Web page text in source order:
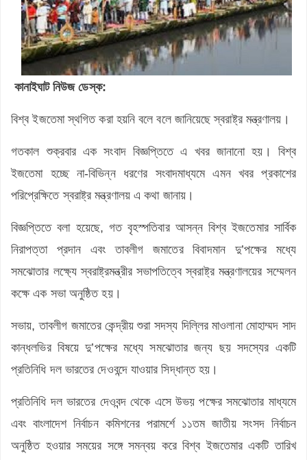
কানাইঘাট নিউজ ডেস্ক:
বিশ্ব ইজতেমা স্থগিত করা হয়নি বলে বলে জানিয়েছে স্বরাষ্ট্র মন্ত্রণালয়।
গতকাল শুক্রবার এক সংবাদ বিজ্ঞপ্তিতে এ খবর জানানো হয়। বিশ্ব
ইজতেমা হচ্ছে না-বিভিন্ন ধরণের সংবাদমাধ্যমে এমন খবর প্রকাশের
পরিপ্রেক্ষিতে স্বরাষ্ট্র মন্ত্রণালয় এ কথা জানায়।
বিজ্ঞপ্তিতে বলা হয়েছে, গত বৃহস্পতিবার আসন্ন বিশ্ব ইজতেমার সার্বিক
নিরাপত্তা প্রদান এবং তাবলীগ জমাতের বিবাদমান দু’পক্ষের মধ্যে
সমঝোতার লক্ষ্যে স্বরাষ্ট্রমন্ত্রীর সভাপতিত্বে স্বরাষ্ট্র মন্ত্রণালয়ের সম্মেলন
কক্ষে এক সভা অনুষ্ঠিত হয়।
সভায়, তাবলীগ জমাতের কেন্দ্রীয় শুরা সদস্য দিল্লির মাওলানা মোহাম্মদ সাদ
কান্ধলভির বিষয়ে দু’পক্ষের মধ্যে সমঝোতার জন্য ছয় সদস্যের একটি
প্রতিনিধি দল ভারতের দেওবন্দে যাওয়ার সিদ্ধান্ত হয়।
প্রতিনিধি দল ভারতের দেওবন্দ থেকে এসে উভয় পক্ষের সমঝোতার মাধ্যমে
এবং বাংলাদেশ নির্বাচন কমিশনের পরামর্শে ১১তম জাতীয় সংসদ নির্বাচন
অনুষ্ঠিত হওয়ার সময়ের সঙ্গে সমন্বয় করে বিশ্ব ইজতেমার একটি তারিখ